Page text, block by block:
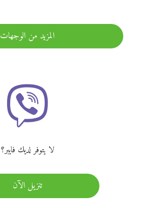
المزيد من الوجهات
لا يتوفر لديك فايبر؟
تنزيل الآن